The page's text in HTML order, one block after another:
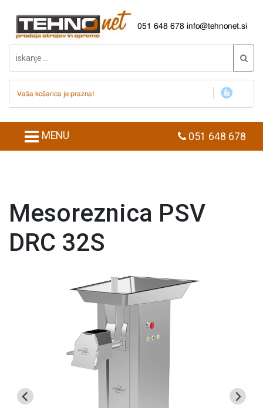
051 648 678 info@tehnonet.si
Vaša košarica je prazna!
MENU 051 648 678
Mesoreznica PSV
DRC 32S